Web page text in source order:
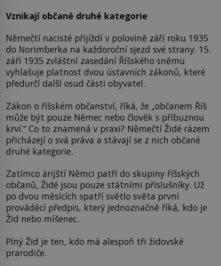
Vznikají občané druhé kategorie
Němečtí nacisté přijíždí v polovině září roku 1935
do Norimberka na každoroční sjezd své strany. 15.
září 1935 zvláštní zasedání Říšského sněmu
vyhlašuje platnost dvou ústavních zákonů, které
předurčí další osud části obyvatel.
Zákon o říšském občanství, říká, že „občanem Říš
může být pouze Němec nebo člověk s příbuznou
krví.“ Co to znamená v praxi? Němečtí Židé rázem
přicházejí o svá práva a stávají se z nich občané
druhé kategorie.
Zatímco árijští Němci patří do skupiny říšských
občanů, Židé jsou pouze státními příslušníky. Už
po dvou měsících spatří světlo světa první
prováděcí předpis, který jednoznačně říká, kdo je
Žid nebo míšenec.
Plný Žid je ten, kdo má alespoň tři židovské
prarodiče.